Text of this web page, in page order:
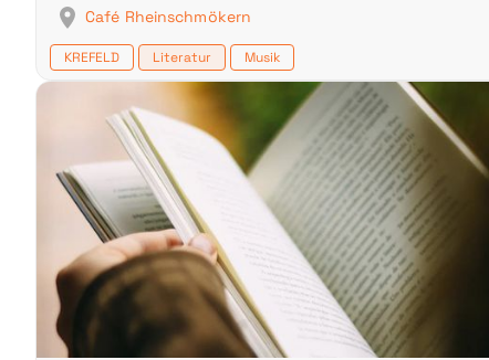
Café Rheinschmökern
KREFELD Literatur Musik